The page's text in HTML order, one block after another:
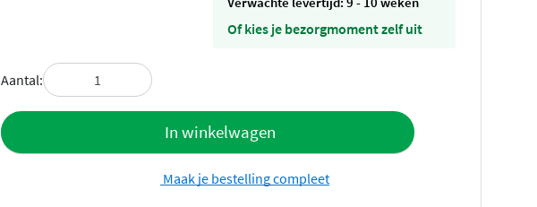
Of kies je bezorgmoment zelf uit
Aantal:
In winkelwagen
Toevoegen aan offerte
Maak je bestelling compleet